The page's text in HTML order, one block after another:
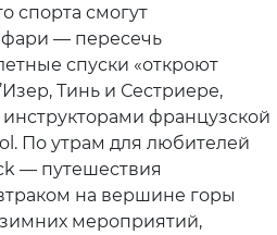
спорта смогут
— пересечь
спуски «откроют
Тинь и Сестриере,
инструкторами французской
По утрам для любителей
— путешествия
на вершине горы
мероприятий,